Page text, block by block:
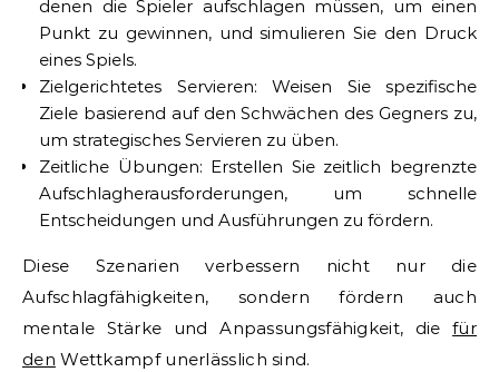
denen die Spieler aufschlagen müssen, um einen
Punkt zu gewinnen, und simulieren Sie den Druck
eines Spiels.
Zielgerichtetes Servieren: Weisen Sie spezifische
Ziele basierend auf den Schwächen des Gegners zu,
um strategisches Servieren zu üben.
Zeitliche Übungen: Erstellen Sie zeitlich begrenzte
Aufschlagherausforderungen, um schnelle
Entscheidungen und Ausführungen zu fördern.
Diese Szenarien verbessern nicht nur die
Aufschlagfähigkeiten, sondern fördern auch
mentale Stärke und Anpassungsfähigkeit, diefür
den Wettkampf unerlässlich sind.